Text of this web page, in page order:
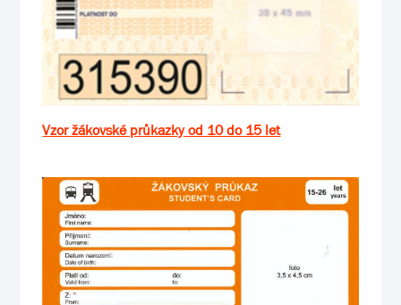
Vzor žákovské průkazky od 10 do 15 let